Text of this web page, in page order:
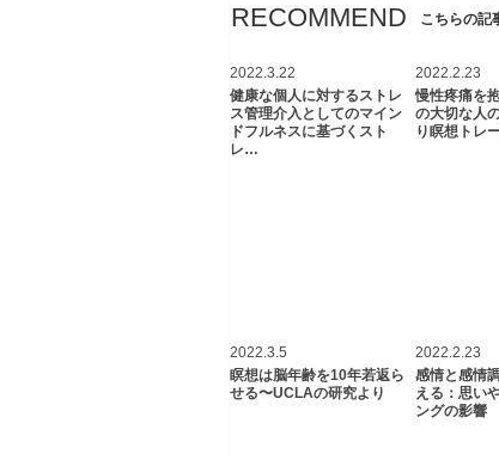
RECOMMEND こちらの記
2022.3.22
健康な個人に対するストレ
ス管理介入としてのマイン
ドフルネスに基づくスト
レ…
2022.2.23
慢性疼痛を
の大切な人
り瞑想トレ
2022.3.5
瞑想は脳年齢を10年若返ら
せる〜UCLAの研究より
2022.2.23
感情と感情
える：思い
ングの影響